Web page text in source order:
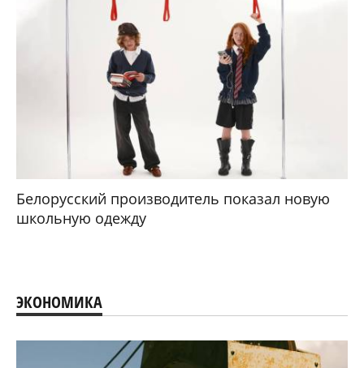
Белорусский производитель показал новую
школьную одежду
ЭКОНОМИКА